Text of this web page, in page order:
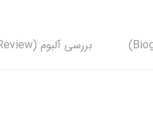
بررسی آلبوم (Album Review)